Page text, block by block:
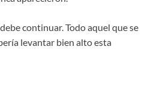
continuar. Todo aquel que se
levantar bien alto esta